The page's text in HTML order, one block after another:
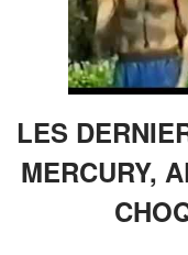
LES
MERCURY,